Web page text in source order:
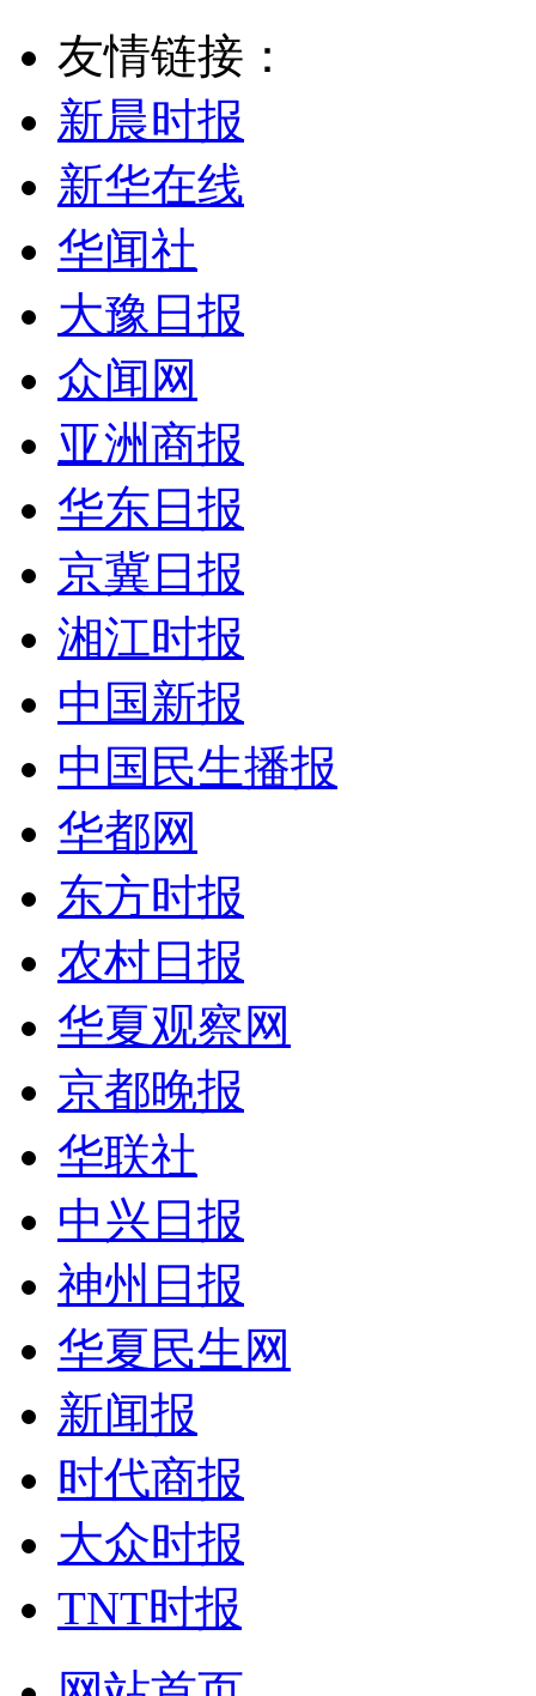
友情链接：
新晨时报
新华在线
华闻社
大豫日报
众闻网
亚洲商报
华东日报
京冀日报
湘江时报
中国新报
中国民生播报
华都网
东方时报
农村日报
华夏观察网
京都晚报
华联社
中兴日报
神州日报
华夏民生网
新闻报
时代商报
大众时报
TNT时报